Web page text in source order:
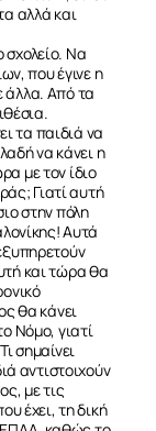
αλλά και
σχολείο. Να
που έγινε η
άλλα. Από τα
τα παιδιά να
να κάνει η
με τον ίδιο
Γιατί αυτή
στην πόλη
Αυτά
και τώρα θα
θα κάνει
Νόμο, γιατί
σημαίνει
αντιστοιχούν
με τις
έχει, τη δική